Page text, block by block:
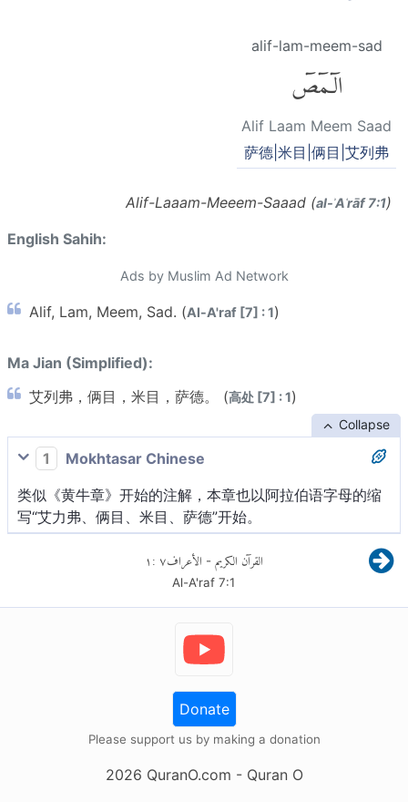
alif-lam-meem-sad
الٓمٓصٓ
Alif Laam Meem Saad
萨德|米目|俩目|艾列弗
Alif-Laaam-Meeem-Saaad (al-ʾAʿrāf 7:1)
English Sahih:
Ads by Muslim Ad Network
Alif, Lam, Meem, Sad. (Al-A'raf [7] : 1)
Ma Jian (Simplified):
艾列弗，俩目，米目，萨德。 (高处 [7] : 1)
Collapse
1
Mokhtasar Chinese
类似《黄牛章》开始的注解，本章也以阿拉伯语字母的缩
写“艾力弗、俩目、米目、萨德”开始。
القرآن الكريم - الأعراف٧:١
Al-A'raf 7:1
Donate
Please support us by making a donation
2026 QuranO.com - Quran O